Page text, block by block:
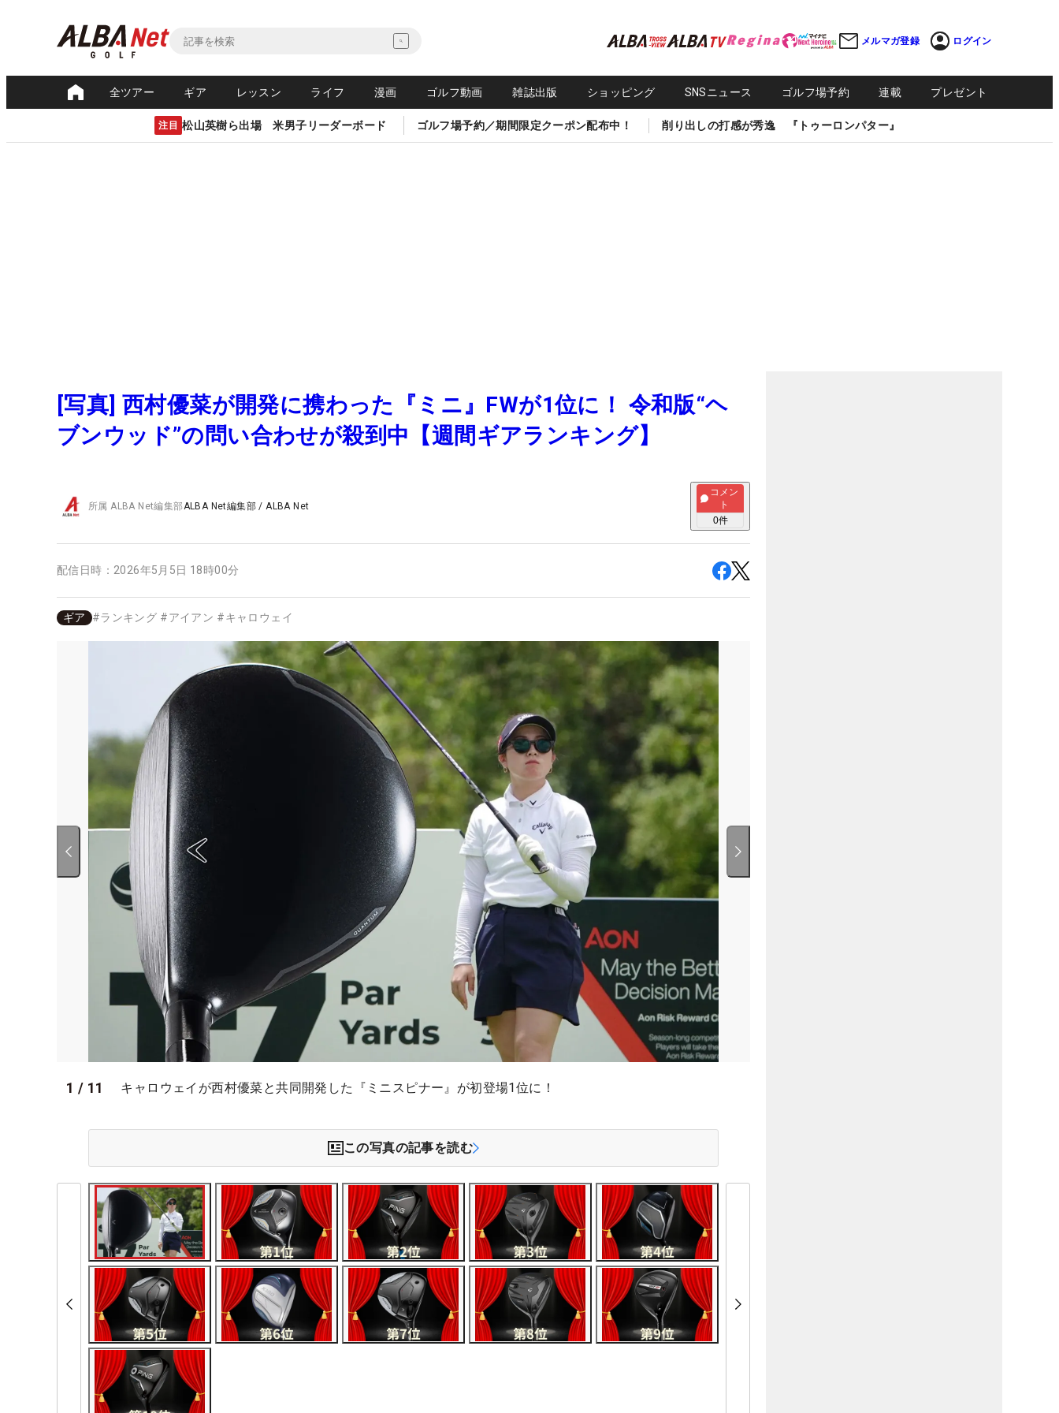
メルマガ登録 ログイン
全ツアー ギア レッスン ライフ 漫画 ゴルフ動画 雑誌出版 ショッピング SNSニュース ゴルフ場予約 連載 プレゼント
注目 松山英樹ら出場 米男子リーダーボード ゴルフ場予約／期間限定クーポン配布中！ 削り出しの打感が秀逸 『トゥーロンパター』
[写真] 西村優菜が開発に携わった『ミニ』FWが1位に！ 令和版“ヘ
ブンウッド”の問い合わせが殺到中【週間ギアランキング】
所属ALBA Net編集部ALBA Net編集部 /ALBA Net
コメン
ト
0件
配信日時： 2026年5月5日 18時00分
ギア #ランキング #アイアン #キャロウェイ
1 / 11 キャロウェイが西村優菜と共同開発した『ミニスピナー』が初登場1位に！
この写真の記事を読む